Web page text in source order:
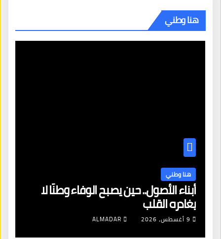
هنا وطني
هنا وطني
أبناء الأصول.. حين يصبح الوفاء وطنًا لا
يغادره القلب
9 أغسطس، 2026 ALMADAR